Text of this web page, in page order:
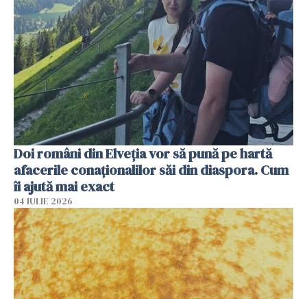
Doi români din Elveția vor să pună pe hartă
afacerile conaționalilor săi din diaspora. Cum
îi ajută mai exact
04 IULIE 2026